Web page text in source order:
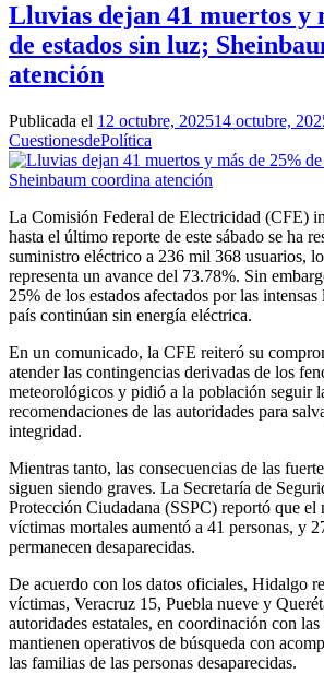
Lluvias dejan 41 muertos y
de estados sin luz;
atención
Publicada el 12 octubre, 202514 octubre,
CuestionesdePolítica
La Comisión Federal de Electricidad (CFE)
hasta el último reporte de este sábado se ha
suministro eléctrico a 236 mil 368 usuarios,
representa un avance del 73.78%. Sin
25% de los estados afectados por las
país continúan sin energía eléctrica.
En un comunicado, la CFE reiteró su
atender las contingencias derivadas de los
meteorológicos y pidió a la población seguir
recomendaciones de las autoridades para
integridad.
Mientras tanto, las consecuencias de las
siguen siendo graves. La Secretaría de
Protección Ciudadana (SSPC) reportó que el
víctimas mortales aumentó a 41 personas, y
permanecen desaparecidas.
De acuerdo con los datos oficiales, Hidalgo
víctimas, Veracruz 15, Puebla nueve y
autoridades estatales, en coordinación con las
mantienen operativos de búsqueda con
las familias de las personas desaparecidas.